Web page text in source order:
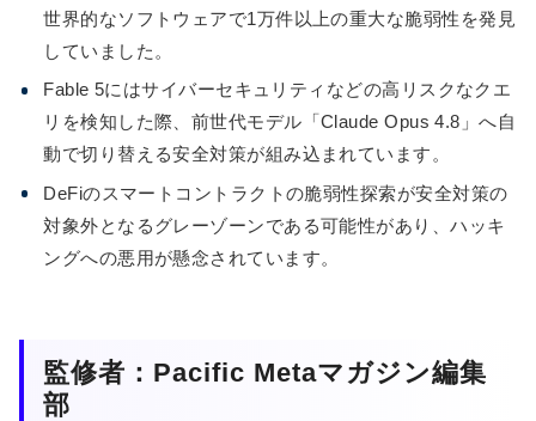
世界的なソフトウェアで1万件以上の重大な脆弱性を発見
していました。
Fable 5にはサイバーセキュリティなどの高リスクなクエ
リを検知した際、前世代モデル「Claude Opus 4.8」へ自
動で切り替える安全対策が組み込まれています。
DeFiのスマートコントラクトの脆弱性探索が安全対策の
対象外となるグレーゾーンである可能性があり、ハッキ
ングへの悪用が懸念されています。
監修者：Pacific Metaマガジン編集
部